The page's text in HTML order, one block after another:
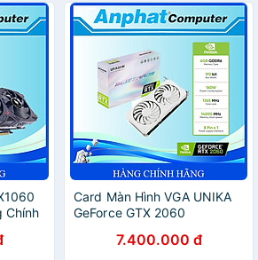
Chính
Card Màn Hình VGA UNIKA
GeForce GTX 2060
– Hàng Chính Hãng
7.400.000 đ